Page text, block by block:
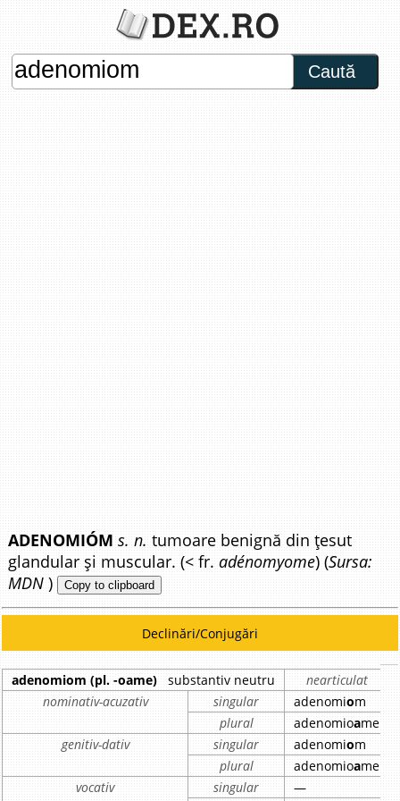
Caută
ADENOMIÓM s. n. tumoare benignă din țesut
glandular și muscular. (< fr.adénomyome) (Sursa:
MDN ) Copy to clipboard
Declinări/Conjugări
adenomiom (pl. -oame) substantiv neutru
nearticulat
nominativ-acuzativ
singular adenomiom
plural
adenomioame
genitiv-dativ
singular adenomiom
plural
adenomioame
vocativ
singular
—